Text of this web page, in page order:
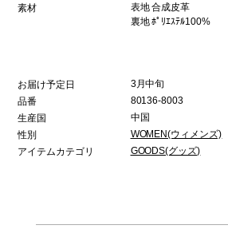
素材
表地 合成皮革
裏地 ﾎﾟﾘｴｽﾃﾙ100%
お届け予定日
3月中旬
品番
80136-8003
生産国
中国
性別
WOMEN(ウィメンズ)
アイテムカテゴリ
GOODS(グッズ)